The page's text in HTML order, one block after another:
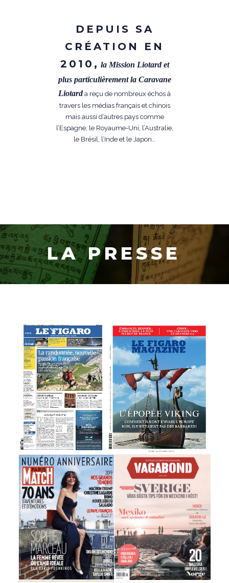
DEPUIS SA
CRÉATION EN
2010, la Mission Liotard et
plus particulièrement la Caravane
Liotard a reçu de nombreux échos à
travers les médias français et chinois
mais aussi d’autres pays comme
l’Espagne, le Royaume-Uni, l’Australie,
le Brésil, l’Inde et le Japon…
LA PR ESSE